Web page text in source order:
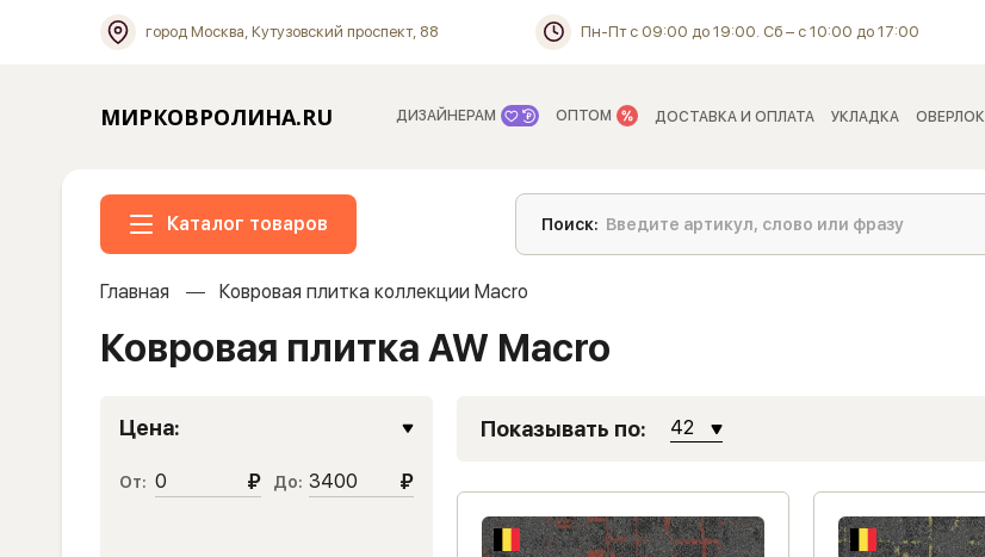
город Москва, Кутузовский проспект, 88 Пн-Пт с 09:00 до 19:00. Сб – с 10:00 до 17:00
МИРКОВРОЛИНА.RU ДИЗАЙНЕРАМ ОПТОМ ДОСТАВКА И ОПЛАТА УКЛАДКА ОВЕРЛОК
Каталог товаров
Главная Ковровая плитка коллекции Macro
Ковровая плитка AW Macro
Цена:
От: ₽ До: ₽
Показывать по: 42